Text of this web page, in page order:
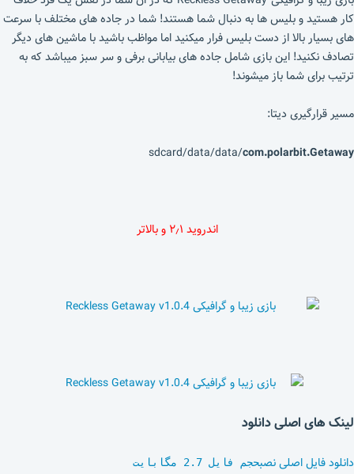
کار هستید و بلیس ها به دنبال شما هستند! شما در جاده های مختلف با سرعت
های بسیار بالا از دست بلیس فرار میکنید اما مواظب باشید با ماشین های دیگر
تصادف نکنید! این بازی شامل جاده های بیابانی برفی و سر سبز میباشد که به
ترتیب برای شما باز میشوند!
مسیر قرارگیری دیتا:
sdcard/data/data/com.polarbit.Getaway
اندروید ۲٫۱ و بالاتر
لینک های اصلی دانلود
دانلود فایل اصلی نصبحجم فایل 2.7 مگابایت